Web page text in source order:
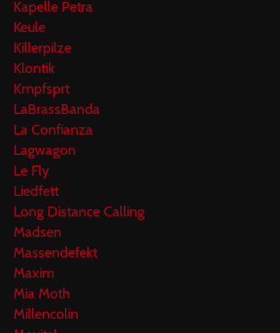
Kapelle Petra
Keule
Killerpilze
Klontik
Kmpfsprt
LaBrassBanda
La Confianza
Lagwagon
Le Fly
Liedfett
Long Distance Calling
Madsen
Massendefekt
Maxim
Mia Moth
Millencolin